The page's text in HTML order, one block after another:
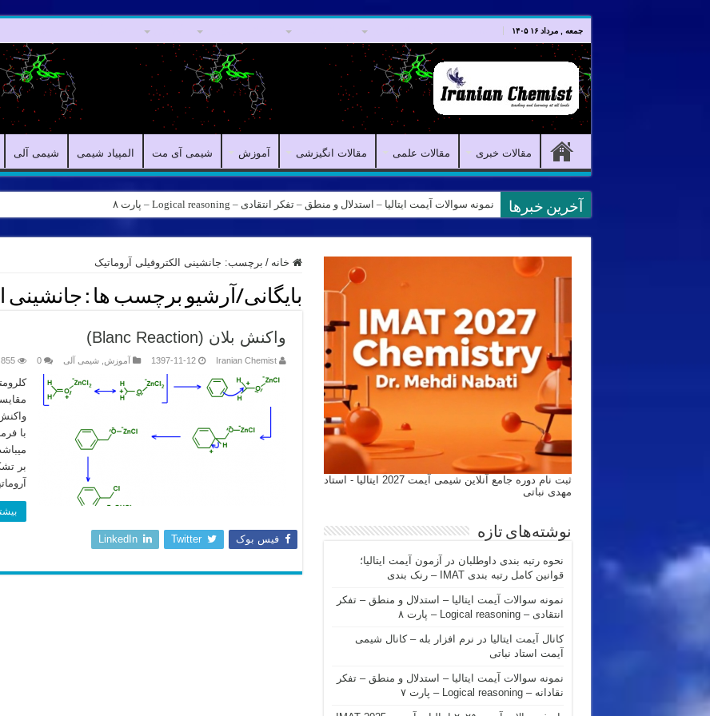
جمعه , مرداد ۱۶ ۱۴۰۵
مقالات خبری مقالات علمی مقالات انگیزشی آموزش شیمی آی مت المپیاد شیمی شیمی آلی
آخرین خبرها نمونه سوالات آیمت ایتالیا – استدلال و منطق – تفکر انتقادی – Logical reasoning – پارت ۸
کانال آیمت ایتالیا در نرم افزار بله – کانال شیمی آیمت استاد نباتی
خانه / برچسب: جانشینی الکتروفیلی آروماتیک
بایگانی/آرشیو برچسب ها : جانشینی
واکنش بلان (Blanc Reaction)
Iranian Chemist
1397-11-12 آموزش ,شیمی آلی 0
با
بر
فیس بوک Twitter
LinkedIn
ثبت نام دوره جامع آنلاین شیمی آیمت 2027 ایتالیا - استاد
مهدی نباتی
نوشته‌های تازه
نحوه رتبه بندی داوطلبان در آزمون آیمت ایتالیا؛
قوانین کامل رتبه بندی IMAT – رنک بندی
نمونه سوالات آیمت ایتالیا – استدلال و منطق – تفکر
انتقادی – Logical reasoning – پارت ۸
کانال آیمت ایتالیا در نرم افزار بله – کانال شیمی
آیمت استاد نباتی
نمونه سوالات آیمت ایتالیا – استدلال و منطق – تفکر
نقادانه – Logical reasoning – پارت ۷